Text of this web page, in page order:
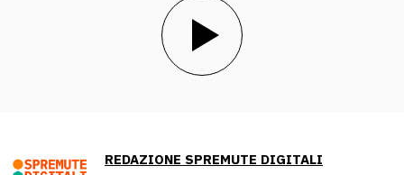
REDAZIONE SPREMUTE DIGITALI